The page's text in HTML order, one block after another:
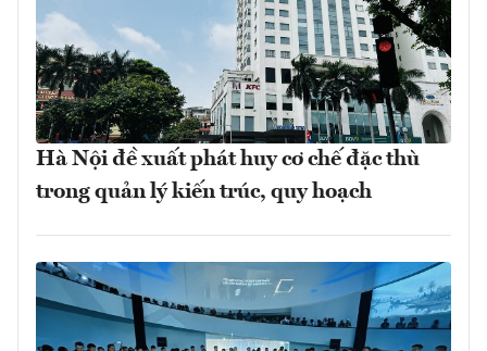
Hà Nội đề xuất phát huy cơ chế đặc thù
trong quản lý kiến trúc, quy hoạch